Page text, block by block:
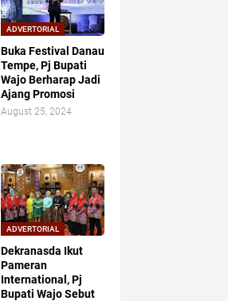
ADVERTORIAL
Buka Festival Danau
Tempe, Pj Bupati
Wajo Berharap Jadi
Ajang Promosi
August 25, 2024
ADVERTORIAL
Dekranasda Ikut
Pameran
International, Pj
Bupati Wajo Sebut